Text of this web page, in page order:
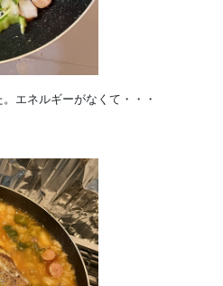
エネルギーがなくて・・・